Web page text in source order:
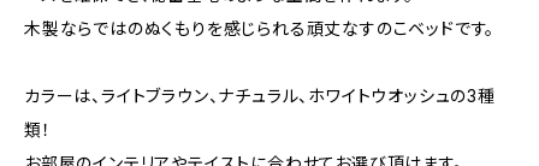
木製ならではのぬくもりを感じられる頑丈なすのこベッドです。
カラーは、ライトブラウン、ナチュラル、ホワイトウオッシュの3種
類！